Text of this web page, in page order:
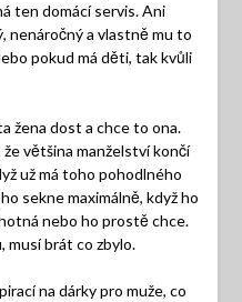
ten domácí servis. Ani
nenáročný a vlastně mu to
pokud má děti, tak kvůli
žena dost a chce to ona.
většina manželství končí
už má toho pohodlného
sekne maximálně, když ho
nebo ho prostě chce.
musí brát co zbylo.
na dárky pro muže, co